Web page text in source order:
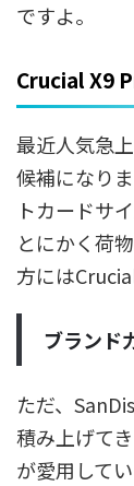
ですよ。
Crucial X9
最近人気急
候補になり
トカードサ
とにかく荷
方には
ブランド
ただ、
積み上げて
が愛用して